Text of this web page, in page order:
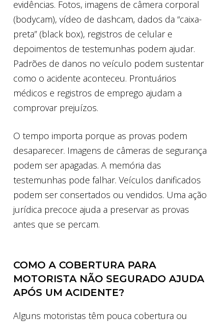
evidências. Fotos, imagens de câmera corporal
(bodycam), vídeo de dashcam, dados da “caixa-
preta” (black box), registros de celular e
depoimentos de testemunhas podem ajudar.
Padrões de danos no veículo podem sustentar
como o acidente aconteceu. Prontuários
médicos e registros de emprego ajudam a
comprovar prejuízos.
O tempo importa porque as provas podem
desaparecer. Imagens de câmeras de segurança
podem ser apagadas. A memória das
testemunhas pode falhar. Veículos danificados
podem ser consertados ou vendidos. Uma ação
jurídica precoce ajuda a preservar as provas
antes que se percam.
COMO A COBERTURA PARA
MOTORISTA NÃO SEGURADO AJUDA
APÓS UM ACIDENTE?
Alguns motoristas têm pouca cobertura ou